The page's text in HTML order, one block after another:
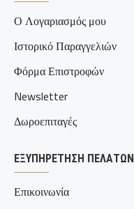
Ο Λογαριασμός μου
Ιστορικό Παραγγελιών
Φόρμα Επιστροφών
Newsletter
Δωροεπιταγές
ΕΞΥΠΗΡΈΤΗΣΗ ΠΕΛΑΤΏΝ
Επικοινωνία